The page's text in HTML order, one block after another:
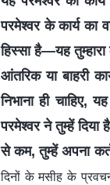
परमेश्वर के कार्य का
हिस्सा है—यह तुम्हारा
आंतरिक या बाहरी
निभाना ही
परमेश्वर ने तुम्हें दिया
से कम, तुम्हें अपना
दिनों के मसीह के